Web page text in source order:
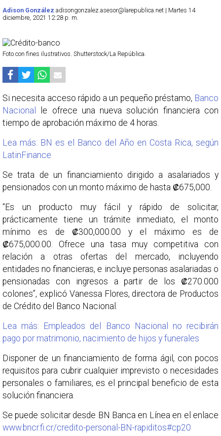
Adison González adisongonzalez.asesor@larepublica.net | Martes 14
diciembre, 2021 12:28 p. m.
Foto con fines ilustrativos. Shutterstock/La República.
Si necesita acceso rápido a un pequeño préstamo, Banco
Nacional
le ofrece una nueva solución financiera con
tiempo de aprobación máximo de 4 horas.
Lea más: BN es el Banco del Año en Costa Rica, según
LatinFinance
Se trata de un financiamiento dirigido a asalariados y
pensionados con un monto máximo de hasta ₡675,000.
“Es un producto muy fácil y rápido de solicitar,
prácticamente tiene un trámite inmediato, el monto
mínimo es de ₡300,000.00 y el máximo es de
₡675,000.00. Ofrece una tasa muy competitiva con
relación a otras ofertas del mercado, incluyendo
entidades no financieras, e incluye personas asalariadas o
pensionadas con ingresos a partir de los ₡270.000
colones”, explicó Vanessa Flores, directora de Productos
de Crédito del Banco Nacional.
Lea más: Empleados del Banco Nacional no recibirán
pago por matrimonio, nacimiento de hijos y funerales
Disponer de un financiamiento de forma ágil, con pocos
requisitos para cubrir cualquier imprevisto o necesidades
personales o familiares, es el principal beneficio de esta
solución financiera.
Se puede solicitar desde BN Banca en Línea en el enlace
www.bncr.fi.cr/credito-personal-BN-rapiditos#cp20